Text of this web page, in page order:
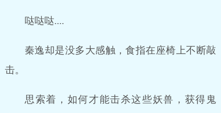
哒哒哒....
秦逸却是没多大感触，食指在座椅上不断敲
击。
思索着，如何才能击杀这些妖兽，获得鬼